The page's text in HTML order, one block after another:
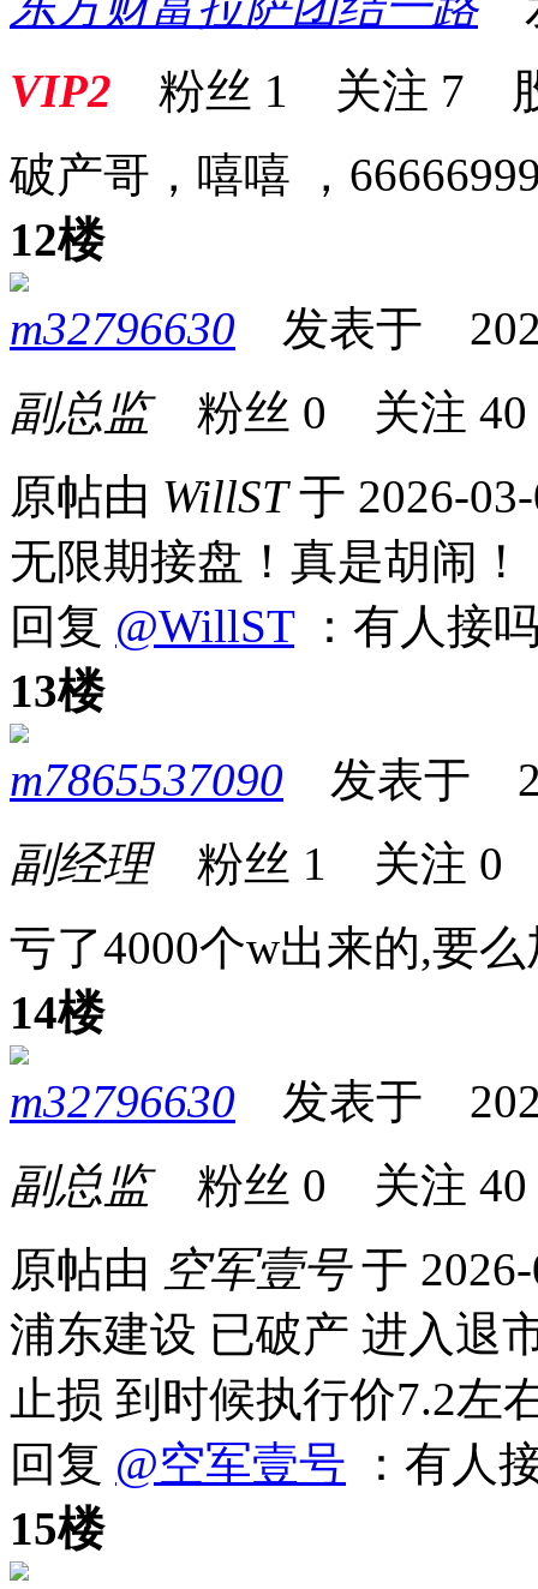
VIP2 粉丝 1 关注 7
破产哥，嘻嘻 ，
12楼
m32796630 发表于
副总监粉丝 0 关注 40
原帖由 WillST于 2026-
无限期接盘！真是胡闹！
回复 @WillST：有人接
13楼
m7865537090 发表于
副经理粉丝 1 关注 0
亏了4000个w出来的,要
14楼
m32796630 发表于
副总监粉丝 0 关注 40
原帖由 空军壹号于
浦东建设 已破产 进入退
止损 到时候执行价7.2左
回复 @空军壹号 ：有人
15楼